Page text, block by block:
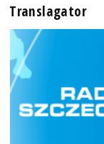
Translagator